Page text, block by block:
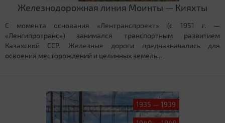
Железнодорожная линия Моинты — Кияхты
С момента основания «Лентранспроект» (с 1951 г. —
«Ленгипротранс») занимался транспортным развитием
Казахской ССР. Железные дороги предназначались для
освоения месторождений и целинных земель...
1935 — 1939